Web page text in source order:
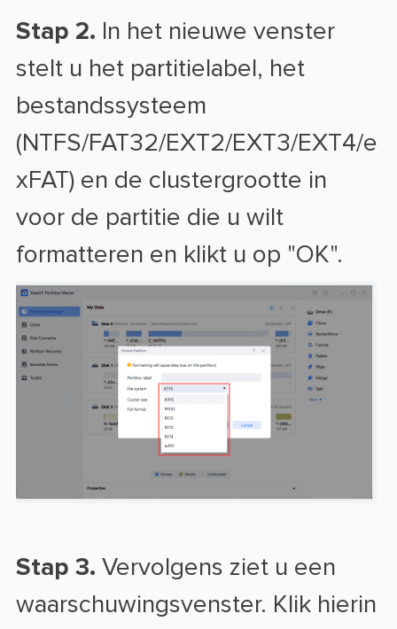
Stap 2. In het nieuwe venster
stelt u het partitielabel, het
bestandssysteem
(NTFS/FAT32/EXT2/EXT3/EXT4/e
xFAT) en de clustergrootte in
voor de partitie die u wilt
formatteren en klikt u op "OK".
Stap 3. Vervolgens ziet u een
waarschuwingsvenster. Klik hierin